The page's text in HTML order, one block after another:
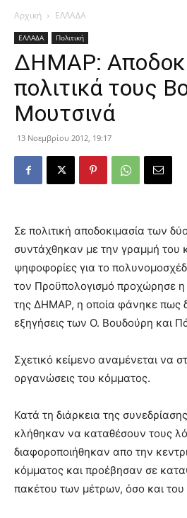
Αρχική ΕΛΛΑΔΑ
ΕΛΛΑΔΑ Πολιτική
ΔΗΜΑΡ:
πολιτικά τους
Μουτσινά
13 Νοεμβρίου 2012, 19:17
Σε πολιτική αποδοκιμασία των
συντάχθηκαν με την γραμμή του
ψηφοφορίες για το
τον Προϋπολογισμό προχώρησε η
της ΔΗΜΑΡ, η οποία φάνηκε πως
εξηγήσεις των Ο. Βουδούρη και
Σχετικό κείμενο αναμένεται να
οργανώσεις του κόμματος.
Κατά τη διάρκεια της
κλήθηκαν να καταθέσουν τους
διαφοροποιήθηκαν απο την
κόμματος και προέβησαν σε
πακέτου των μέτρων, όσο και